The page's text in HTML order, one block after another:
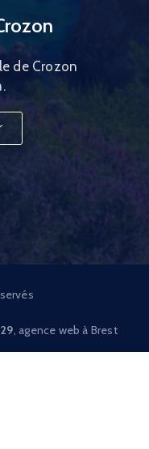
de Crozon
, agence web à Brest